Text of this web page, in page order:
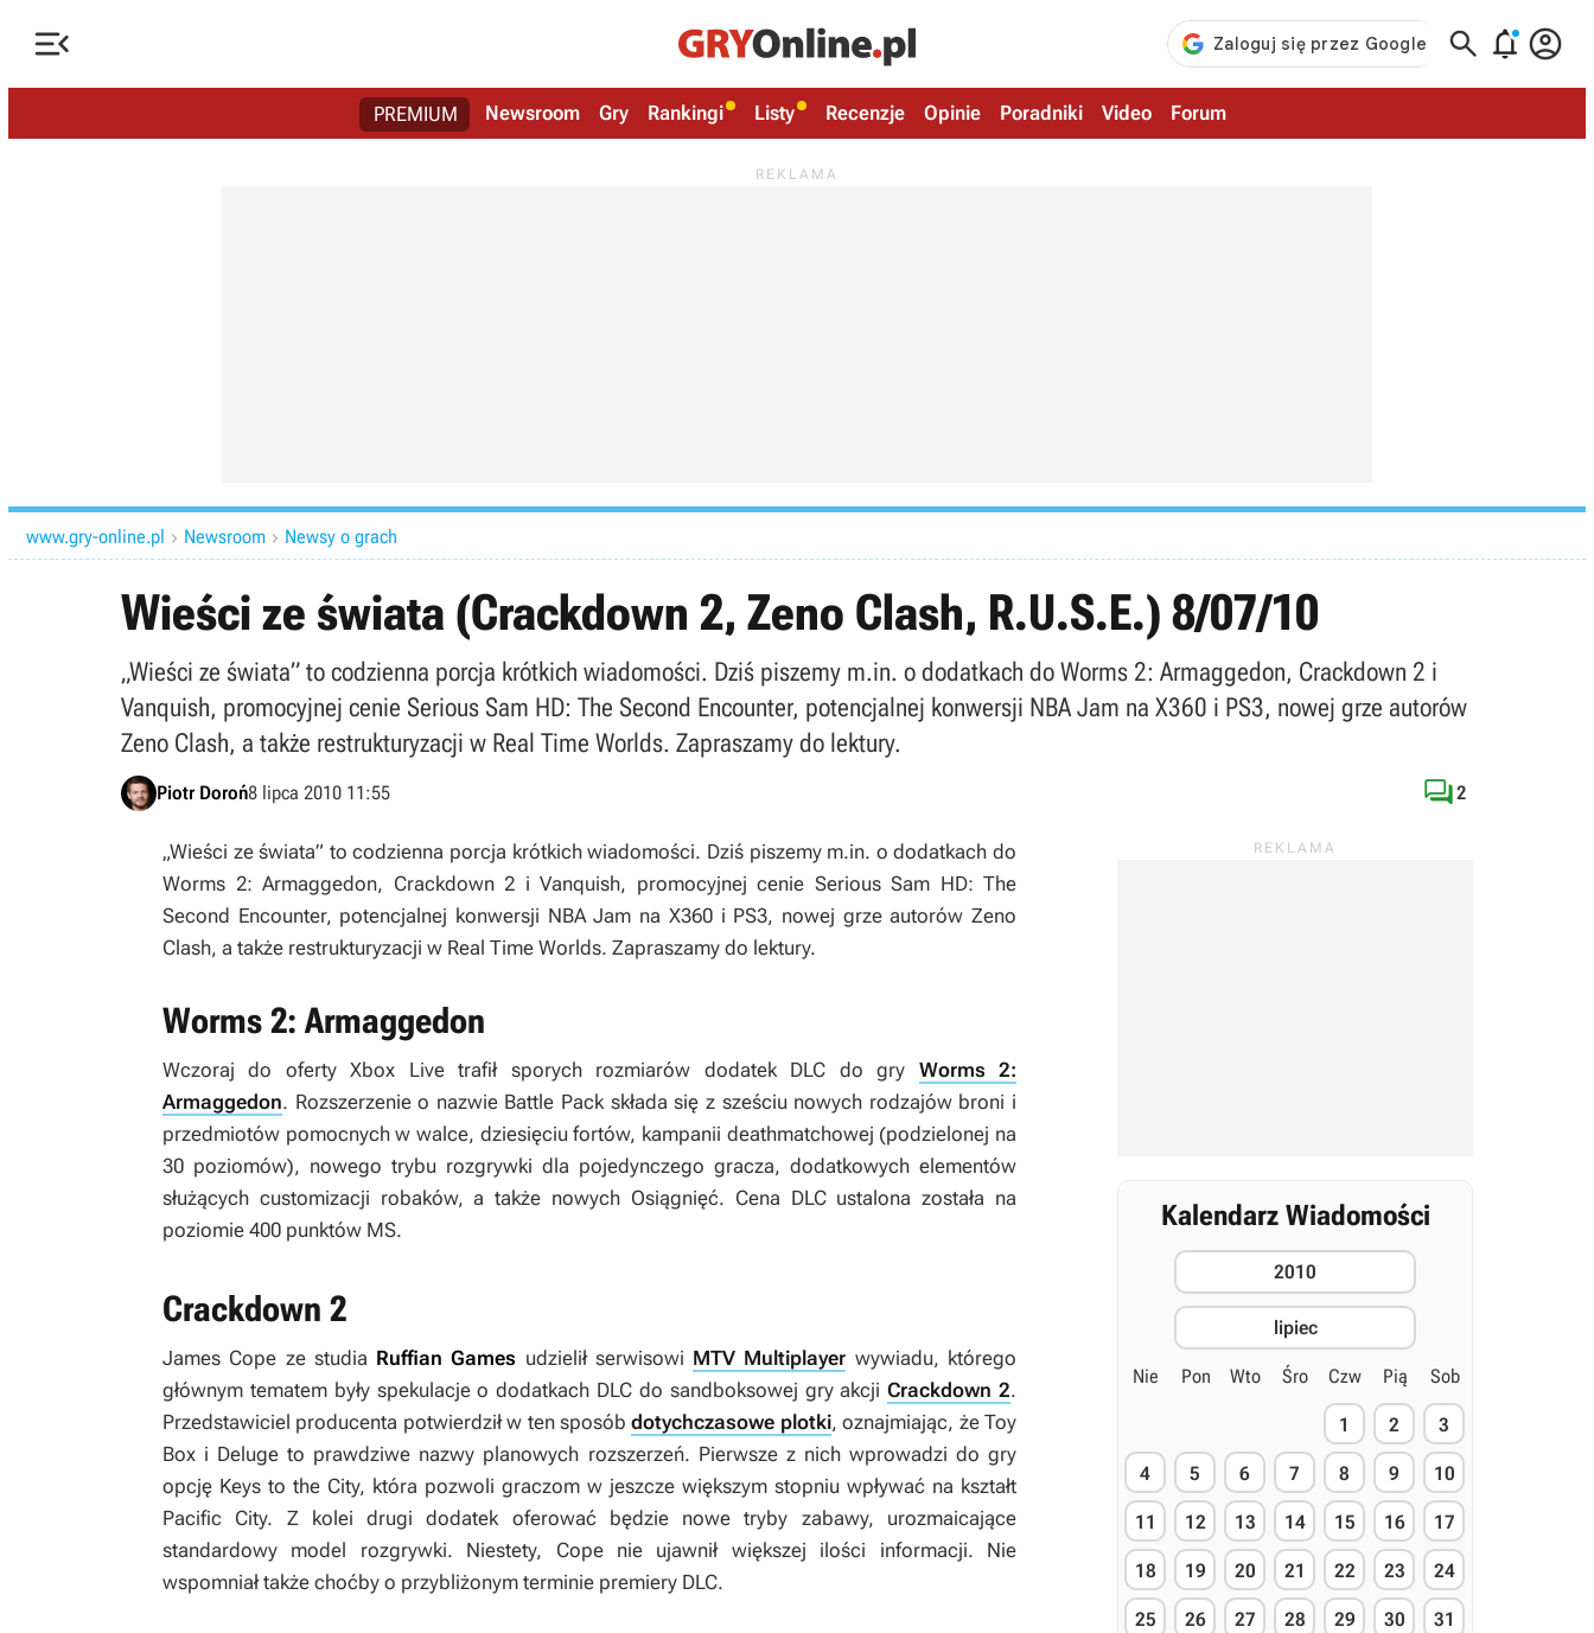
   
PREMIUM Newsroom Gry Rankingi Listy Recenzje Opinie Poradniki Video Forum
www.gry-online.pl  Newsroom  Newsy o grach
Wieści ze świata (Crackdown 2, Zeno Clash, R.U.S.E.) 8/07/10
„Wieści ze świata” to codzienna porcja krótkich wiadomości. Dziś piszemy m.in. o dodatkach do Worms 2: Armaggedon, Crackdown 2 i
Vanquish, promocyjnej cenie Serious Sam HD: The Second Encounter, potencjalnej konwersji NBA Jam na X360 i PS3, nowej grze autorów
Zeno Clash, a także restrukturyzacji w Real Time Worlds. Zapraszamy do lektury.
Piotr Doroń8 lipca 2010 11:55 2
„Wieści ze świata” to codzienna porcja krótkich wiadomości. Dziś piszemy m.in. o dodatkach do
Worms 2: Armaggedon, Crackdown 2 i Vanquish, promocyjnej cenie Serious Sam HD: The
Second Encounter, potencjalnej konwersji NBA Jam na X360 i PS3, nowej grze autorów Zeno
Clash, a także restrukturyzacji w Real Time Worlds. Zapraszamy do lektury.
Worms 2: Armaggedon
Wczoraj do oferty Xbox Live trafił sporych rozmiarów dodatek DLC do gry Worms 2:
Armaggedon. Rozszerzenie o nazwie Battle Packskłada się z sześciu nowych rodzajów broni i
przedmiotów pomocnych w walce, dziesięciu fortów, kampanii deathmatchowej (podzielonej na
30 poziomów), nowego trybu rozgrywki dla pojedynczego gracza, dodatkowych elementów
służących customizacji robaków, a także nowych Osiągnięć. Cena DLC ustalona została na
poziomie 400 punktów MS.
Crackdown 2
James Cope ze studia Ruffian Games udzielił serwisowi MTV Multiplayer wywiadu, którego
głównym tematem były spekulacje o dodatkach DLC do sandboksowej gry akcjiCrackdown 2.
Przedstawiciel producenta potwierdził w ten sposóbdotychczasowe plotki, oznajmiając, żeToy
Box i Deluge to prawdziwe nazwy planowych rozszerzeń. Pierwsze z nich wprowadzi do gry
opcję Keys to the City, która pozwoli graczom w jeszcze większym stopniu wpływać na kształt
Pacific City. Z kolei drugi dodatek oferować będzie nowe tryby zabawy, urozmaicające
standardowy model rozgrywki. Niestety, Cope nie ujawnił większej ilości informacji. Nie
wspomniał także choćby o przybliżonym terminie premiery DLC.
Kalendarz Wiadomości
2010
lipiec
Nie Pon Wto Śro Czw Pią Sob
1 2 3
4 5 6 7 8 9 10
11 12 13 14 15 16 17
18 19 20 21 22 23 24
25 26 27 28 29 30 31